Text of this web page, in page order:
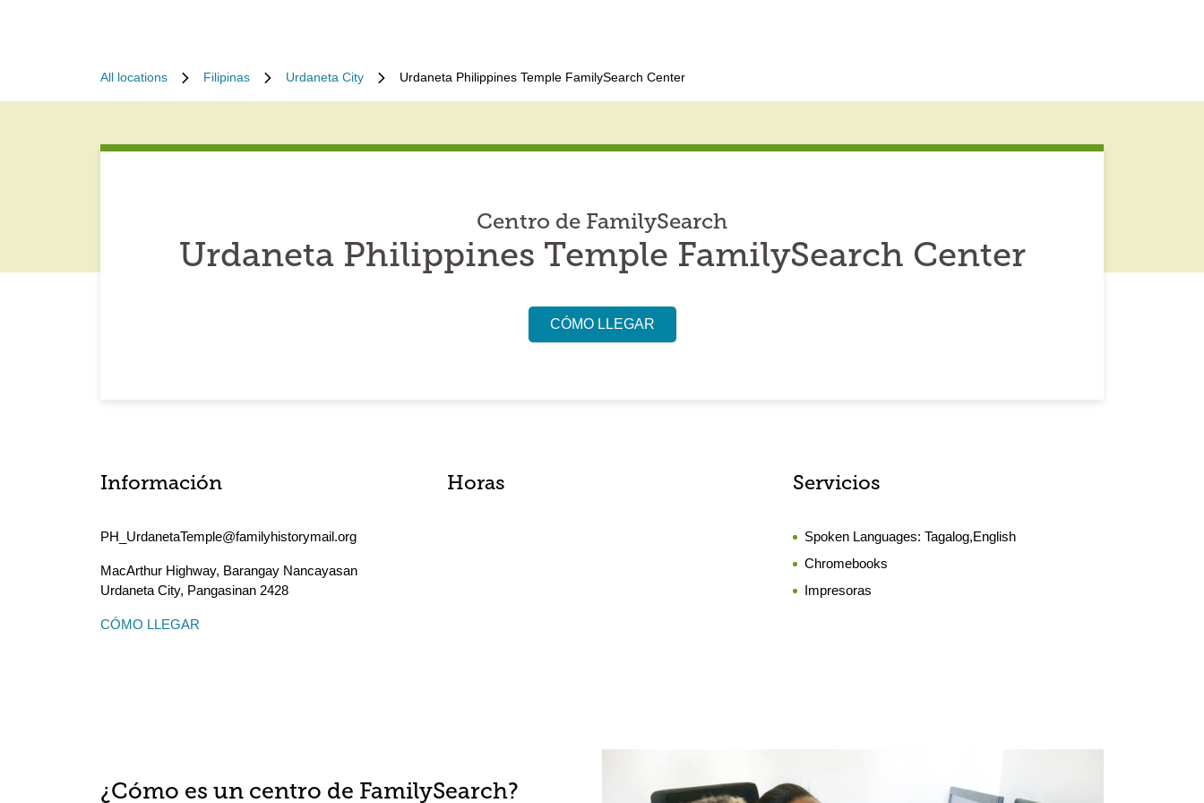
All locations Filipinas Urdaneta City Urdaneta Philippines Temple FamilySearch Center
Centro de FamilySearch
Urdaneta Philippines Temple FamilySearch Center
CÓMO LLEGAR
Información
PH_UrdanetaTemple@familyhistorymail.org
MacArthur Highway, Barangay Nancayasan
Urdaneta City, Pangasinan 2428
CÓMO LLEGAR
Horas Servicios
Spoken Languages:Tagalog,English
Chromebooks
Impresoras
¿Cómo es un centro de FamilySearch?